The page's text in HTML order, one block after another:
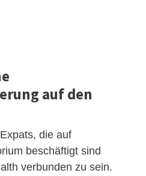
auf den
die auf
beschäftigt sind
verbunden zu sein.